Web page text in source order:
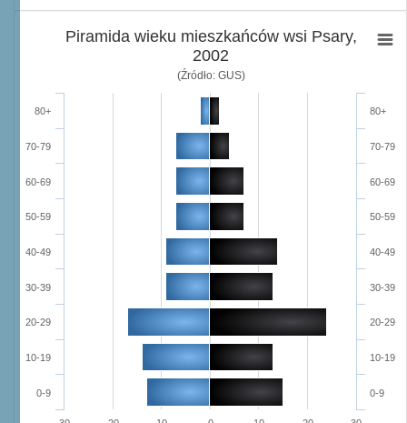
Piramida wieku mieszkańców wsi Psary,
2002
(Źródło: GUS)
0-9
10-19
20-29
30-39
40-49
50-59
60-69
70-79
80+
0-9
10-19
20-29
30-39
40-49
50-59
60-69
70-79
80+